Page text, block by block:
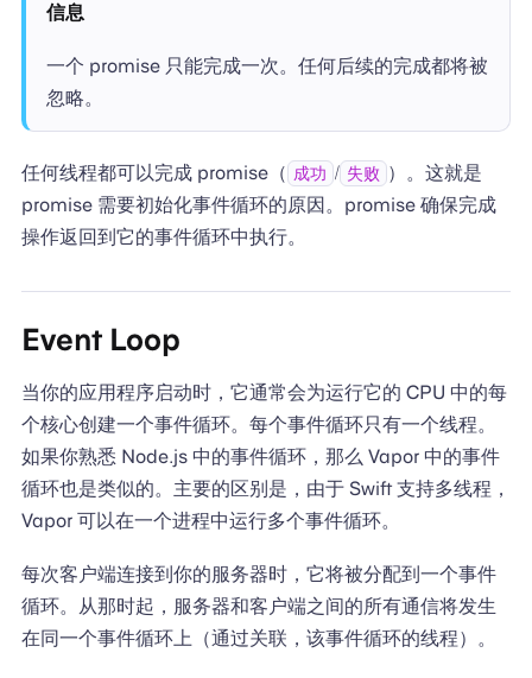
信息
一个 promise 只能完成一次。任何后续的完成都将被
忽略。
任何线程都可以完成 promise（ 成功 / 失败 ）。这就是
promise 需要初始化事件循环的原因。promise 确保完成
操作返回到它的事件循环中执行。
Event Loop
当你的应用程序启动时，它通常会为运行它的 CPU 中的每
个核心创建一个事件循环。每个事件循环只有一个线程。
如果你熟悉 Node.js 中的事件循环，那么 Vapor 中的事件
循环也是类似的。主要的区别是，由于 Swift 支持多线程，
Vapor 可以在一个进程中运行多个事件循环。
每次客户端连接到你的服务器时，它将被分配到一个事件
循环。从那时起，服务器和客户端之间的所有通信将发生
在同一个事件循环上（通过关联，该事件循环的线程）。